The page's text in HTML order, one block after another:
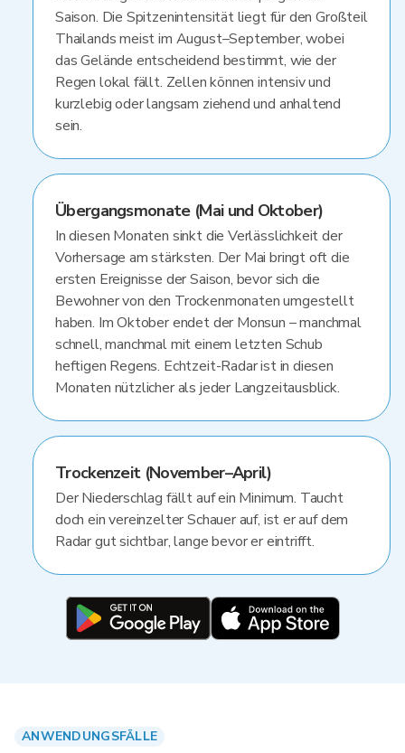
Saison. Die Spitzenintensität liegt für den Großteil
Thailands meist im August–September, wobei
das Gelände entscheidend bestimmt, wie der
Regen lokal fällt. Zellen können intensiv und
kurzlebig oder langsam ziehend und anhaltend
sein.
Übergangsmonate (Mai und Oktober)
In diesen Monaten sinkt die Verlässlichkeit der
Vorhersage am stärksten. Der Mai bringt oft die
ersten Ereignisse der Saison, bevor sich die
Bewohner von den Trockenmonaten umgestellt
haben. Im Oktober endet der Monsun – manchmal
schnell, manchmal mit einem letzten Schub
heftigen Regens. Echtzeit-Radar ist in diesen
Monaten nützlicher als jeder Langzeitausblick.
Trockenzeit (November–April)
Der Niederschlag fällt auf ein Minimum. Taucht
doch ein vereinzelter Schauer auf, ist er auf dem
Radar gut sichtbar, lange bevor er eintrifft.
ANWENDUNGSFÄLLE